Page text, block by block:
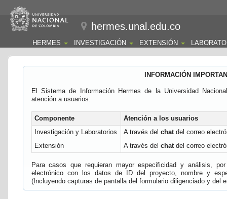
hermes.unal.edu.co
HERMES INVESTIGACIÓN EXTENSIÓN
INFORMACIÓN
El Sistema de Información Hermes de la Universidad
atención a usuarios:
Componente
Atención a los usuarios
Investigación y Laboratorios
A través del chatdel correo
Extensión
A través del chatdel correo
Para casos que requieran mayor especificidad y análisis,
electrónico con los datos de ID del proyecto, nombre y
(Incluyendo capturas de pantalla del formulario diligenciado y del